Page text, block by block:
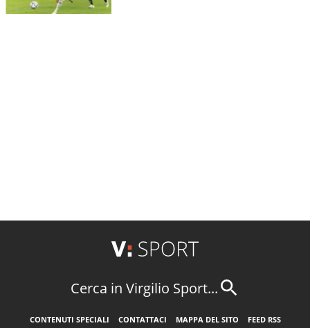
Cerca in Virgilio Sport...
CONTENUTI SPECIALI CONTATTACI MAPPA DEL SITO FEED RSS